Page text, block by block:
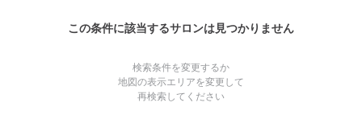
この条件に該当するサロンは見つかりません
検索条件を変更するか
地図の表示エリアを変更して
再検索してください